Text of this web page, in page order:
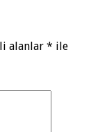
alanlar * ile